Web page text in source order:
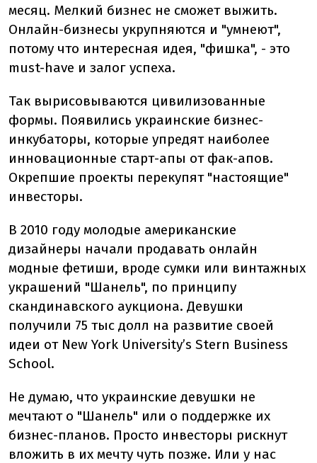
месяц. Мелкий бизнес не сможет выжить.
Онлайн-бизнесы укрупняются и "умнеют",
потому что интересная идея, "фишка", - это
must-have и залог успеха.
Так вырисовываются цивилизованные
формы. Появились украинские бизнес-
инкубаторы, которые упредят наиболее
инновационные старт-апы от фак-апов.
Окрепшие проекты перекупят "настоящие"
инвесторы.
В 2010 году молодые американские
дизайнеры начали продавать онлайн
модные фетиши, вроде сумки или винтажных
украшений "Шанель", по принципу
скандинавского аукциона. Девушки
получили 75 тыс долл на развитие своей
идеи от New York University’s Stern Business
School.
Не думаю, что украинские девушки не
мечтают о "Шанель" или о поддержке их
бизнес-планов. Просто инвесторы рискнут
вложить в их мечту чуть позже. Или у нас